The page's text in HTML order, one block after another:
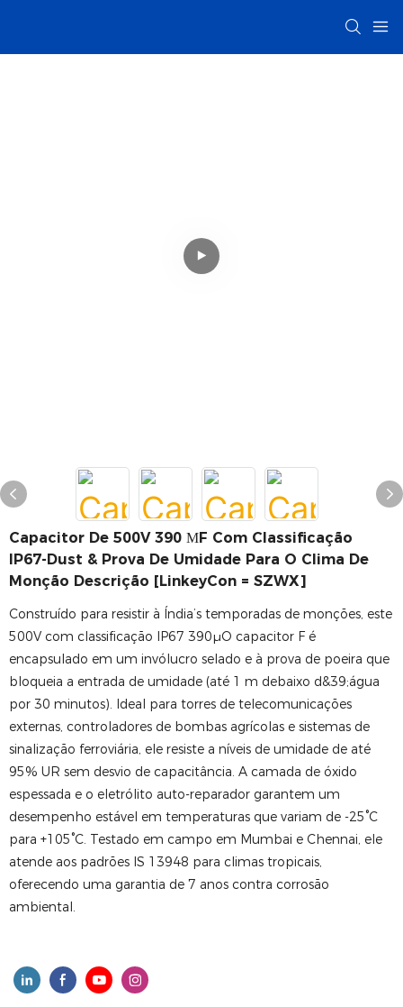
Capacitor De 500V 390 ΜF Com Classificação
IP67-Dust & Prova De Umidade Para O Clima De
Monção Descrição [LinkeyCon = SZWX]
Construído para resistir à Índia’s temporadas de monções, este
500V com classificação IP67 390μO capacitor F é
encapsulado em um invólucro selado e à prova de poeira que
bloqueia a entrada de umidade (até 1 m debaixo d&39;água
por 30 minutos). Ideal para torres de telecomunicações
externas, controladores de bombas agrícolas e sistemas de
sinalização ferroviária, ele resiste a níveis de umidade de até
95% UR sem desvio de capacitância. A camada de óxido
espessada e o eletrólito auto-reparador garantem um
desempenho estável em temperaturas que variam de -25°C
para +105°C. Testado em campo em Mumbai e Chennai, ele
atende aos padrões IS 13948 para climas tropicais,
oferecendo uma garantia de 7 anos contra corrosão
ambiental.